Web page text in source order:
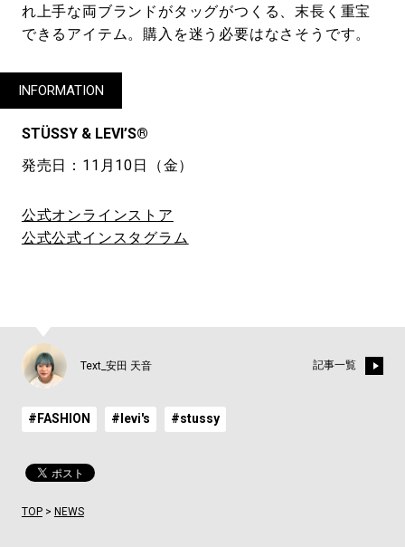
れ上手な両ブランドがタッグがつくる、末長く重宝
できるアイテム。購入を迷う必要はなさそうです。
INFORMATION
STÜSSY & LEVI’S®
発売日：11月10日（金）
公式オンラインストア
公式公式インスタグラム
Text_安田 天音 記事一覧
#FASHION #levi's #stussy
TOP> NEWS